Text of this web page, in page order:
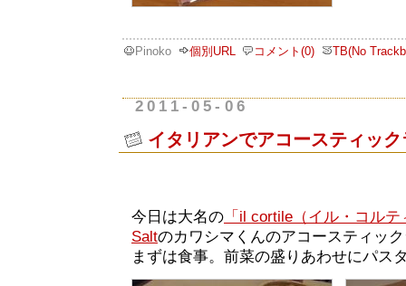
Pinoko 個別URL コメント(0) TB(No
2011-05-06
イタリアンでアコースティッ
今日は大名の 「il cortile（イル・コル
Saltのカワシマくんのアコースティッ
まずは食事。前菜の盛りあわせにパス